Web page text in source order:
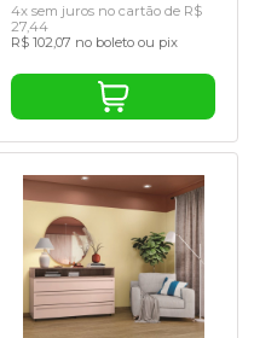
27,44
R$ 102,07 no boleto ou pix